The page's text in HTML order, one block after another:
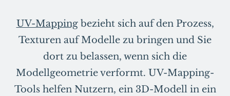
UV-Mappingbezieht sich auf den Prozess,
Texturen auf Modelle zu bringen und Sie
dort zu belassen, wenn sich die
Modellgeometrie verformt. UV-Mapping-
Tools helfen Nutzern, ein 3D-Modell in ein